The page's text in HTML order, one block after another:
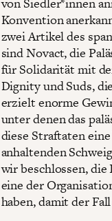
Konvention
zwei Artikel des
sind Novact, die
für Solidarität mit
Dignity und Suds,
erzielt enorme
unter denen das
diese Straftaten
anhaltenden
wir beschlossen,
eine der
haben, damit der